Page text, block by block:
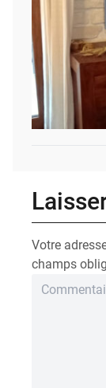
Votre
champs